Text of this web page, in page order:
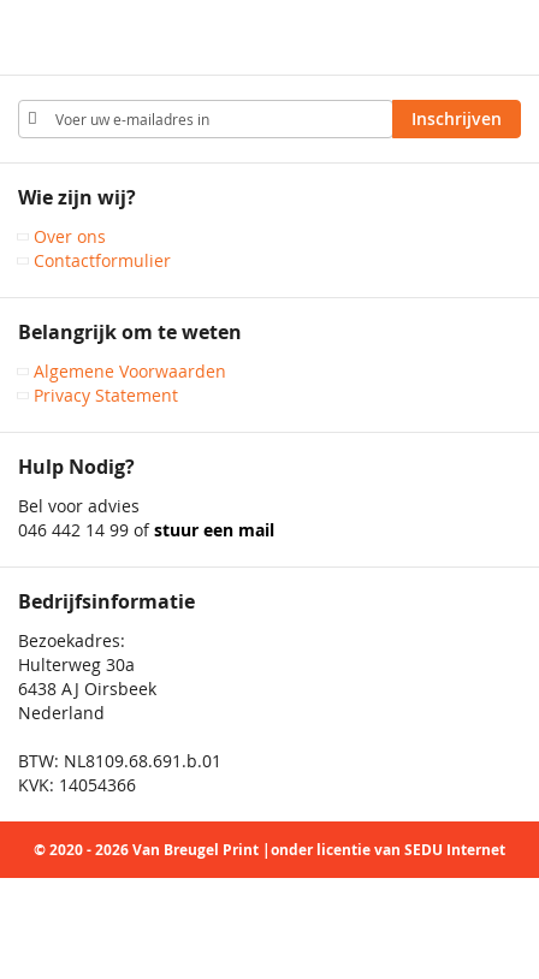
Abonneer
u
op
nieuwsbrief
Inschrijven
Wie zijn wij?
Over ons
Contactformulier
Belangrijk om te weten
Algemene Voorwaarden
Privacy Statement
Hulp Nodig?
Bel voor advies
046 442 14 99 ofstuur een mail
Bedrijfsinformatie
Bezoekadres:
Hulterweg 30a
6438 AJ Oirsbeek
Nederland
BTW: NL8109.68.691.b.01
KVK: 14054366
© 2020 - 2026 Van Breugel Print |onder licentie van SEDU Internet